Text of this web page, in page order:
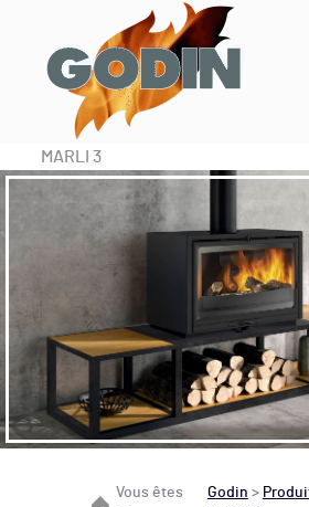
MARLI 3
Vous êtes
Godin >